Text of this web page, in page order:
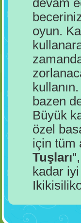
devam
oyun.
bazen
Büyük
özel
için tüm
Tuşları
kadar